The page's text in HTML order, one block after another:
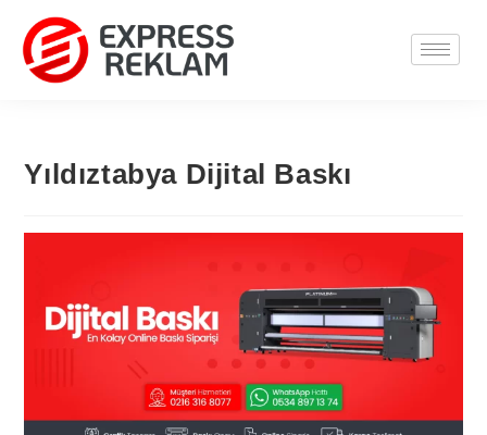
Yıldıztabya Dijital Baskı